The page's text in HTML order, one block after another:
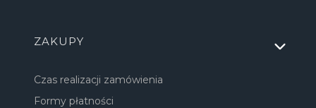
Linki w stopce
ZAKUPY
Czas realizacji zamówienia
Formy płatności